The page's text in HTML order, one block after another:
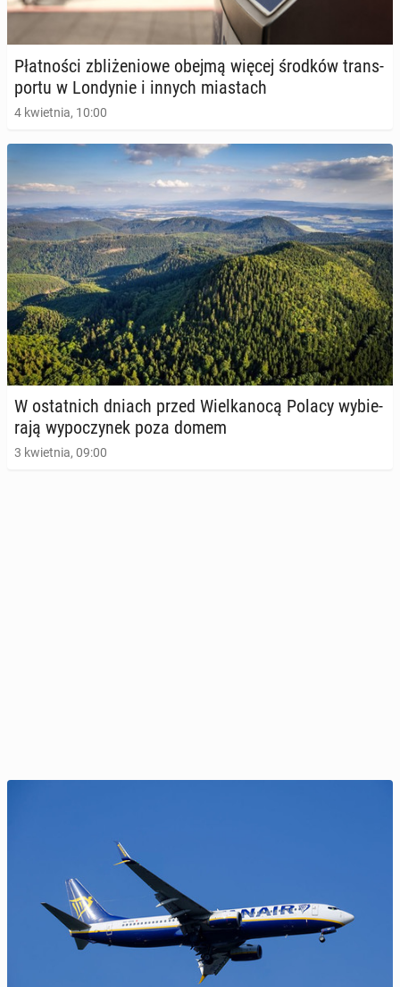
Płat­no­ści zbli­że­nio­we obejmą więcej środków trans­
por­tu w Lon­dy­nie i innych mia­stach
4 kwietnia, 10:00
W ostat­nich dniach przed Wiel­ka­no­cą Polacy wy­bie­
ra­ją wy­po­czy­nek poza domem
3 kwietnia, 09:00